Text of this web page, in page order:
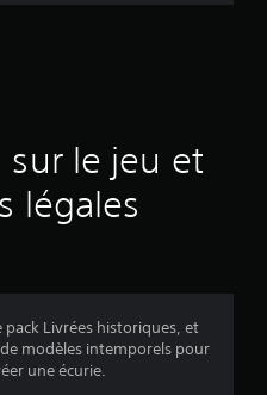
é
u
6
é
le jeu et
légales
pack Livrées historiques, et
modèles intemporels pour
une écurie.